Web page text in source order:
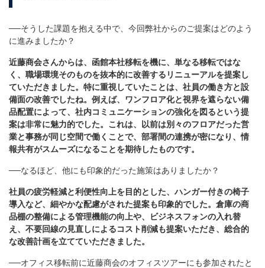
──そうした課題を抱える中で、今回弊社からのご提案はどのよう
に進みましたか？
近藤商会さんからは、函館本社移転を機に、単なる移転ではな
く、職場環境そのものを抜本的に改善するリニューアルを提案し
ていただきました。特に重視していたことは、社員の働き方と設
備面の改善でしたね。例えば、ワンフロア化と視界を遮らない備
品配置によって、社内コミュニケーションの強化を図るという提
案は非常に魅力的でした。これは、以前は別々のフロアだった営
業と事務が同じ空間で働くことで、部署間の連携が密になり、情
報共有がスムーズになることを期待したものです。
──なるほど、他にも印象的だった施策はありましたか？
社員の疲労軽減と利便性向上を目的とした、ハンガー付きの椅子
導入など、細やかな配慮がされた提案も印象的でした。倉庫の商
品棚の整備による管理機能の向上や、ビジネスフォンの入れ替
え、不要回線の見直しによるコスト削減も提案いただき、総合的
な改善計画を立てていただきました。
──オフィス移転前に近藤商会のオフィスツアーにも参加されたと